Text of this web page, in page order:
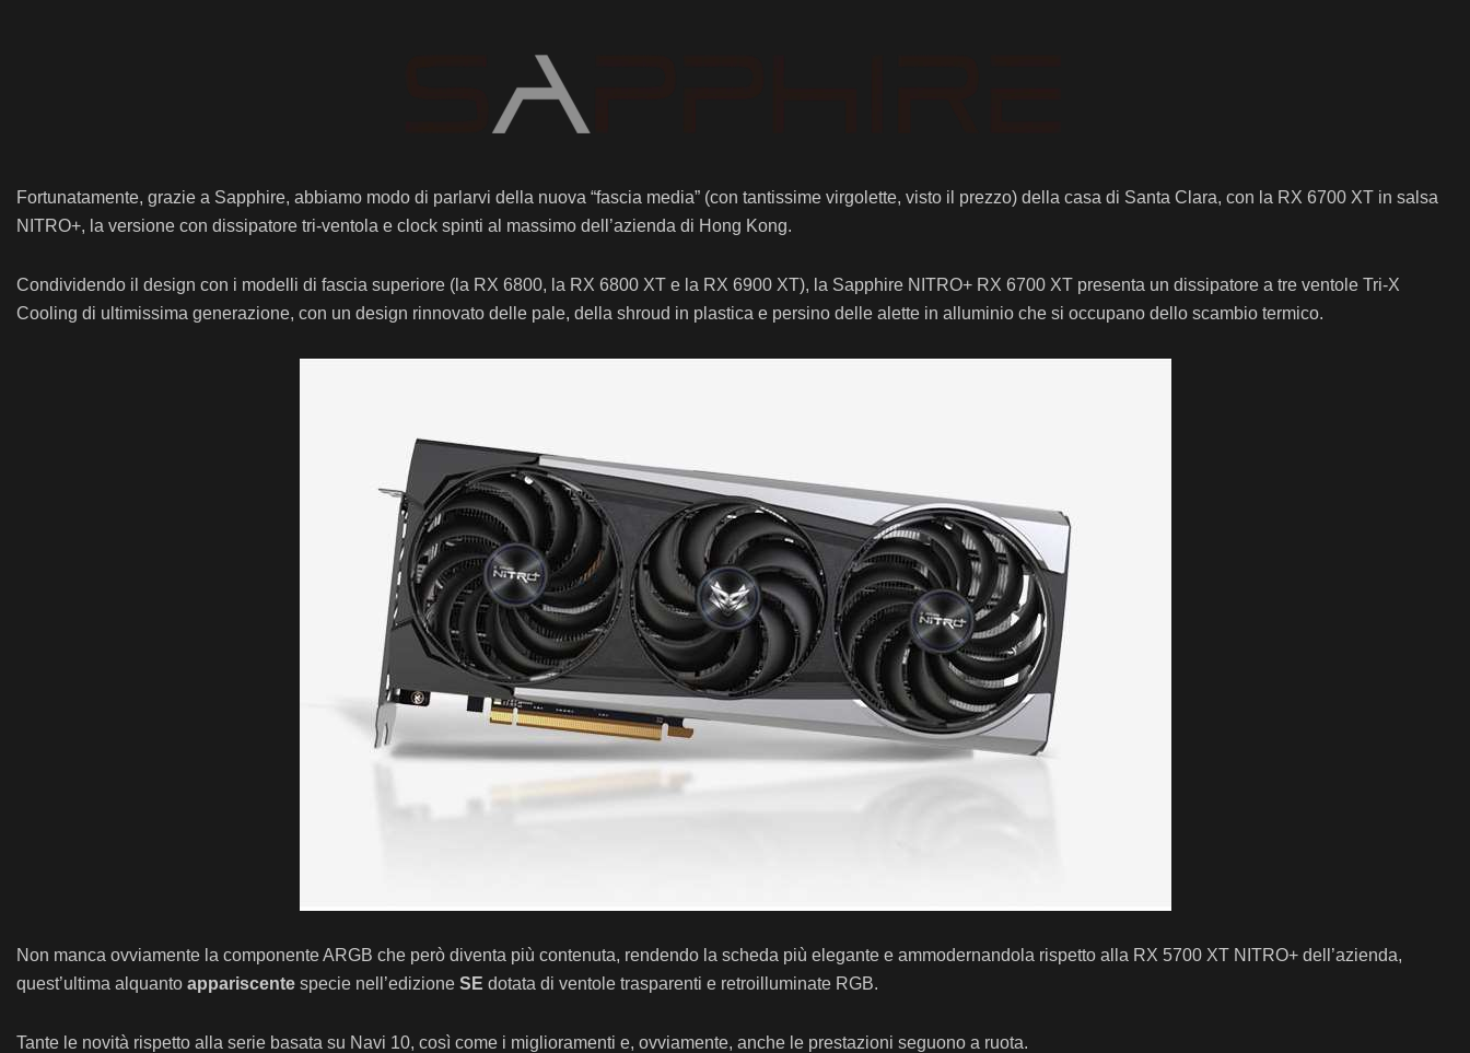
Fortunatamente, grazie a Sapphire, abbiamo modo di parlarvi della nuova “fascia media” (con tantissime virgolette, visto il prezzo) della casa di Santa Clara, con la RX 6700 XT in salsa
NITRO+, la versione con dissipatore tri-ventola e clock spinti al massimo dell’azienda di Hong Kong.
Condividendo il design con i modelli di fascia superiore (la RX 6800, la RX 6800 XT e la RX 6900 XT), la Sapphire NITRO+ RX 6700 XT presenta un dissipatore a tre ventole Tri-X
Cooling di ultimissima generazione, con un design rinnovato delle pale, della shroud in plastica e persino delle alette in alluminio che si occupano dello scambio termico.
Non manca ovviamente la componente ARGB che però diventa più contenuta, rendendo la scheda più elegante e ammodernandola rispetto alla RX 5700 XT NITRO+ dell’azienda,
quest’ultima alquanto appariscente specie nell’edizione SE dotata di ventole trasparenti e retroilluminate RGB.
Tante le novità rispetto alla serie basata su Navi 10, così come i miglioramenti e, ovviamente, anche le prestazioni seguono a ruota.